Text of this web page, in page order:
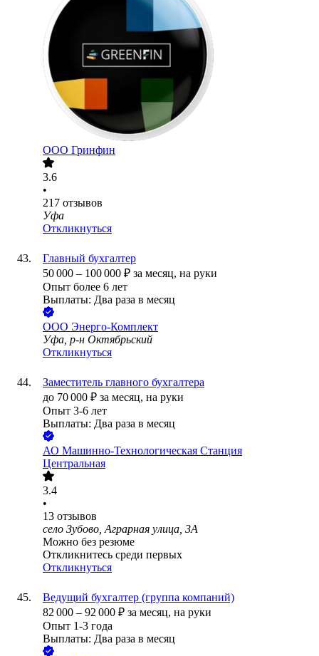
ООО Гринфин
3.6
•
217 отзывов
Уфа
Откликнуться
Главный бухгалтер
50 000 – 100 000 ₽ за месяц, на руки
Опыт более 6 лет
Выплаты: Два раза в месяц
ООО Энерго-Комплект
Уфа, р-н Октябрьский
Откликнуться
Заместитель главного бухгалтера
до 70 000 ₽ за месяц, на руки
Опыт 3-6 лет
Выплаты: Два раза в месяц
АО Машинно-Технологическая Станция
Центральная
3.4
•
13 отзывов
село Зубово, Аграрная улица, 3А
Можно без резюме
Откликнитесь среди первых
Откликнуться
Ведущий бухгалтер (группа компаний)
82 000 – 92 000 ₽ за месяц, на руки
Опыт 1-3 года
Выплаты: Два раза в месяц